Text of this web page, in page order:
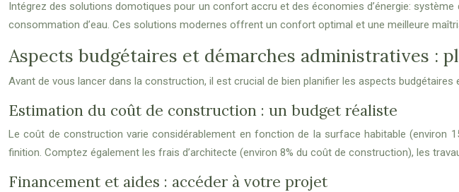
Intégrez des solutions domotiques pour un confort accru et des économies d’énergie:
consommation d’eau. Ces solutions modernes offrent un confort optimal et une meilleure
Aspects budgétaires et démarches administratives :
Avant de vous lancer dans la construction, il est crucial de bien planifier les aspects
Estimation du coût de construction : un budget réaliste
Le coût de construction varie considérablement en fonction de la surface habitable (environ
finition. Comptez également les frais d’architecte (environ 8% du coût de construction), les
Financement et aides : accéder à votre projet